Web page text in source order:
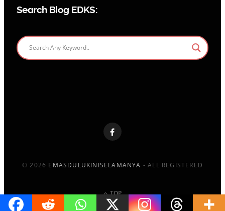
Search Blog EDKS:
© 2026 EMASDULUKINISELAMANYA - ALL REGISTERED
TOP